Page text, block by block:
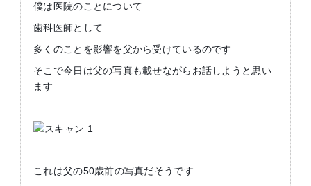
僕は医院のことについて
歯科医師として
多くのことを影響を父から受けているのです
そこで今日は父の写真も載せながらお話しようと思い
ます
これは父の50歳前の写真だそうです